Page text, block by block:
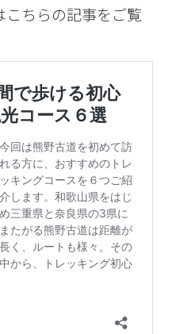
ちらの記事をご覧